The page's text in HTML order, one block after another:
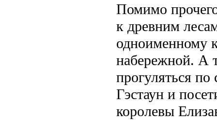
Помимо
к древним
одноименному
набережной. А
прогуляться
Гэстаун и
королевы